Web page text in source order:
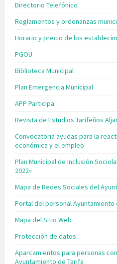
Directorio Telefónico
Reglamentos y ordenanzas
Horario y precio de los
PGOU
Biblioteca Municipal
Plan Emergencia Municipal
APP Participa
Revista de Estudios Tarifeños
Convocatoria ayudas para la
económica y el empleo
Plan Municipal de Inclusión
2022»
Mapa de Redes Sociales del
Portal del personal Ayuntamiento
Mapa del Sitio Web
Protección de datos
Aparcamientos para personas
Ayuntamiento de Tarifa